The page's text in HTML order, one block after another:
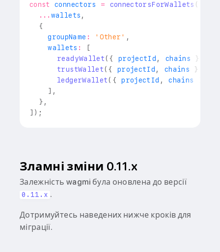
const connectors = connectorsForWallets (
... wallets ,
{
    groupName
: 'Other' ,
    wallets
:
[
readyWallet( { projectId , chains }
trustWallet( { projectId , chains }
ledgerWallet( { projectId , chains
] ,
} ,
] ) ;
Зламні зміни 0.11.x
Залежність wagmi була оновлена до версії
0.11.x .
Дотримуйтесь наведених нижче кроків для
міграції.